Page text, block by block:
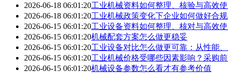
2026-06-18 06:01:20工业机械资料如何整理、核验与高效使
2026-06-18 06:01:20工业机械政策变化下企业如何做好合
2026-06-15 06:01:20工业设备资料如何整理、核对与高效使
2026-06-15 06:01:20机械配套方案怎么做更稳妥
2026-06-15 06:01:20工业设备对比怎么做更可靠：从性能
2026-06-15 06:01:20工业机械价格受哪些因素影响？采购
2026-06-15 06:01:20机械设备参数怎么看才有参考价值